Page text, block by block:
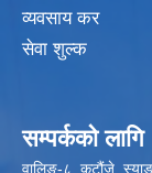
व्यवसाय कर
सेवा शुल्क
सम्पर्कको लागि
वालिङ-८, कटौंजे,